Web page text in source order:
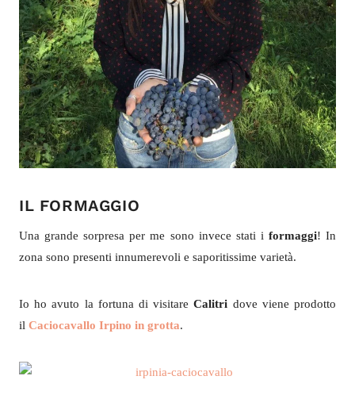
IL FORMAGGIO
Una grande sorpresa per me sono invece stati i formaggi! In
zona sono presenti innumerevoli e saporitissime varietà.
Io ho avuto la fortuna di visitareCalitri dove viene prodotto
il Caciocavallo Irpino in grotta.